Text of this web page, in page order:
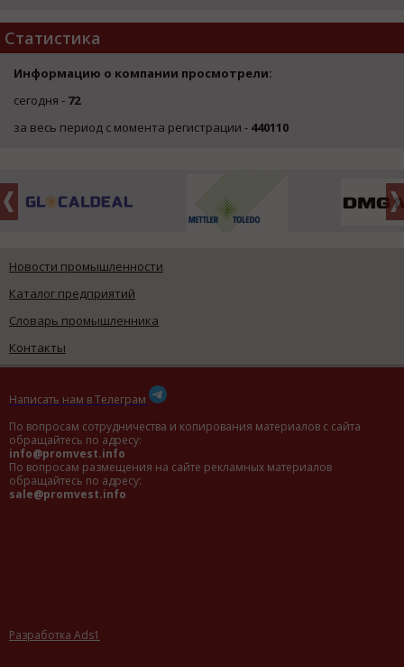
Статистика
Информацию о компании просмотрели:
сегодня - 72
за весь период с момента регистрации - 440110
Новости промышленности
Каталог предприятий
Словарь промышленника
Контакты
Написать нам в Телеграм
По вопросам сотрудничества и копирования материалов с сайта
обращайтесь по адресу:
info@promvest.info
По вопросам размещения на сайте рекламных материалов
обращайтесь по адресу:
sale@promvest.info
Разработка Ads1